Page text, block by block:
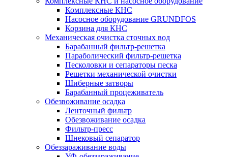
Комплексные КНС
Насосное оборудование GRUNDFOS
Корзина для КНС
Механическая очистка сточных вод
Барабанный фильтр-решетка
Параболический фильтр-решетка
Песколовки и сепараторы песка
Решетки механической очистки
Шиберные затворы
Барабанный процеживатель
Обезвоживание осадка
Ленточный фильтр
Обезвоживание осадка
Фильтр-пресс
Шнековый сепаратор
Обеззараживание воды